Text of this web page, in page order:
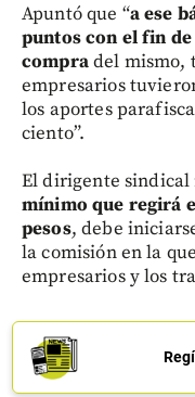
Apuntó que “a ese
puntos con el fin
compradel mismo,
empresarios
los aportes
ciento”.
El dirigente
mínimo que regirá
pesos, debe
la comisión en la
empresarios y los